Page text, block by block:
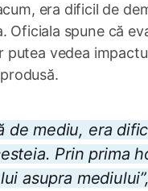
era dificil de
spune că
vedea
de mediu, era
Prin prima
asupra